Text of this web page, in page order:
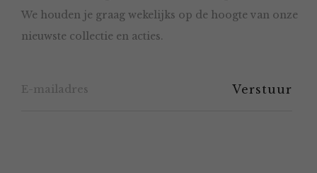
We houden je graag wekelijks op de hoogte van onze
nieuwste collectie en acties.